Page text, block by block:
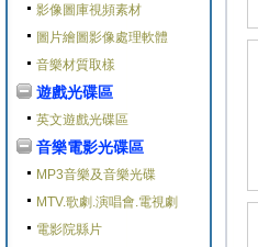
影像圖庫視頻素材
圖片繪圖影像處理軟體
音樂材質取樣
遊戲光碟區
英文遊戲光碟區
音樂電影光碟區
MP3音樂及音樂光碟
MTV.歌劇.演唱會.電視劇
電影院縣片